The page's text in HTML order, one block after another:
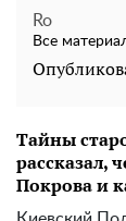
Ro
Все
Тайны
рассказал,
Покрова и